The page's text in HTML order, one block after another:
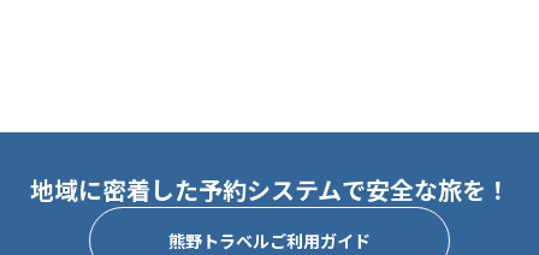
地域に密着した予約システムで安全な旅を！
熊野トラベルご利用ガイド